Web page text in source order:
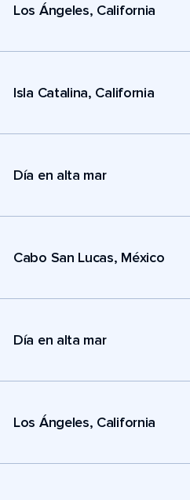
Los Ángeles, California
Isla Catalina, California
Día en alta mar
Cabo San Lucas, México
Día en alta mar
Los Ángeles, California